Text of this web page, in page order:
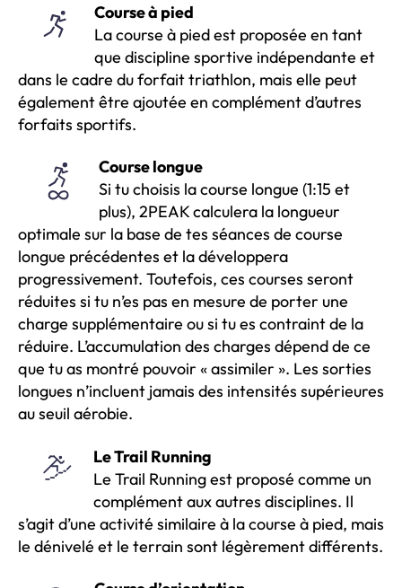
Course à pied
La course à pied est proposée en tant
que discipline sportive indépendante et
dans le cadre du forfait triathlon, mais elle peut
également être ajoutée en complément d’autres
forfaits sportifs.
Course longue
Si tu choisis la course longue (1:15 et
plus), 2PEAK calculera la longueur
optimale sur la base de tes séances de course
longue précédentes et la développera
progressivement. Toutefois, ces courses seront
réduites si tu n’es pas en mesure de porter une
charge supplémentaire ou si tu es contraint de la
réduire. L’accumulation des charges dépend de ce
que tu as montré pouvoir « assimiler ». Les sorties
longues n’incluent jamais des intensités supérieures
au seuil aérobie.
Le Trail Running
Le Trail Running est proposé comme un
complément aux autres disciplines. Il
s’agit d’une activité similaire à la course à pied, mais
le dénivelé et le terrain sont légèrement différents.